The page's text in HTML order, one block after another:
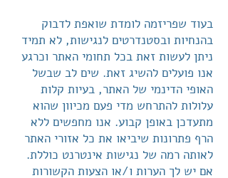
בעוד שפריזמה לומדת שואפת לדבוק
בהנחיות ובסטנדרטים לנגישות, לא תמיד
ניתן לעשות זאת בכל תחומי האתר וכרגע
אנו פועלים להשיג זאת. שים לב שבשל
האופי הדינמי של האתר, בעיות קלות
עלולות להתרחש מדי פעם מכיוון שהוא
מתעדכן באופן קבוע. אנו מחפשים ללא
הרף פתרונות שיביאו את כל אזורי האתר
לאותה רמה של נגישות אינטרנט כוללת.
אם יש לך הערות ו/או הצעות הקשורות